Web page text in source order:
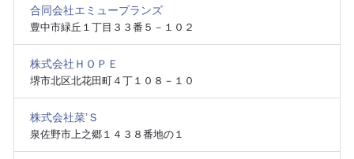
合同会社エミュープランズ
豊中市緑丘１丁目３３番５－１０２
株式会社ＨＯＰＥ
堺市北区北花田町４丁１０８－１０
株式会社菜’Ｓ
泉佐野市上之郷１４３８番地の１